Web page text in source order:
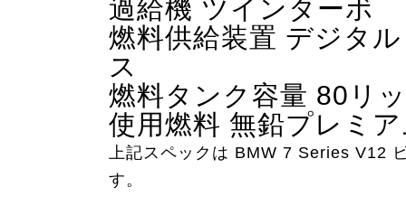
過給機 ツインターボ
燃料供給装置 デジタ
ス
燃料タンク容量 80リ
使用燃料 無鉛プレミ
上記スペックは BMW 7 Series V12
す。